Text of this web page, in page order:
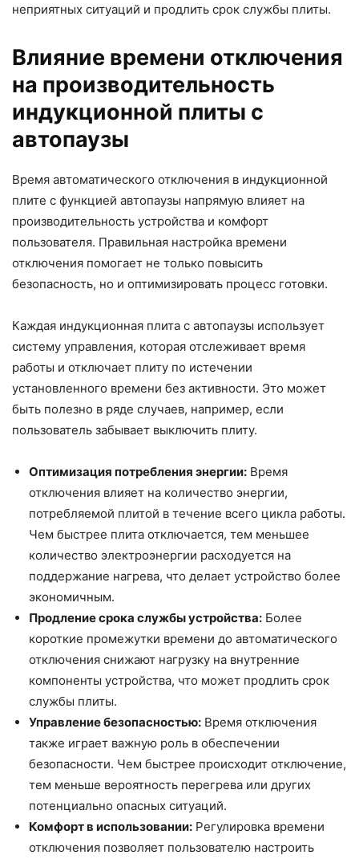
неприятных ситуаций и продлить срок службы плиты.
Влияние времени отключения
на производительность
индукционной плиты с
автопаузы
Время автоматического отключения в индукционной
плите с функцией автопаузы напрямую влияет на
производительность устройства и комфорт
пользователя. Правильная настройка времени
отключения помогает не только повысить
безопасность, но и оптимизировать процесс готовки.
Каждая индукционная плита с автопаузы использует
систему управления, которая отслеживает время
работы и отключает плиту по истечении
установленного времени без активности. Это может
быть полезно в ряде случаев, например, если
пользователь забывает выключить плиту.
Оптимизация потребления энергии: Время
отключения влияет на количество энергии,
потребляемой плитой в течение всего цикла работы.
Чем быстрее плита отключается, тем меньшее
количество электроэнергии расходуется на
поддержание нагрева, что делает устройство более
экономичным.
Продление срока службы устройства: Более
короткие промежутки времени до автоматического
отключения снижают нагрузку на внутренние
компоненты устройства, что может продлить срок
службы плиты.
Управление безопасностью: Время отключения
также играет важную роль в обеспечении
безопасности. Чем быстрее происходит отключение,
тем меньше вероятность перегрева или других
потенциально опасных ситуаций.
Комфорт в использовании: Регулировка времени
отключения позволяет пользователю настроить